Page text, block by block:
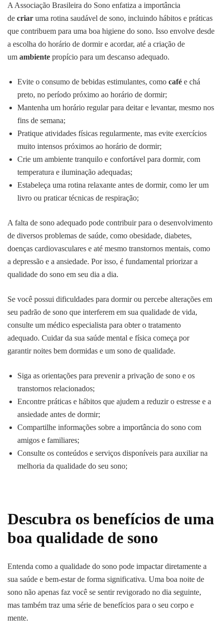
A Associação Brasileira do Sono enfatiza a importância
de criar uma rotina saudável de sono, incluindo hábitos e práticas
que contribuem para uma boa higiene do sono. Isso envolve desde
a escolha do horário de dormir e acordar, até a criação de
um ambiente propício para um descanso adequado.
Evite o consumo de bebidas estimulantes, como café e chá
preto, no período próximo ao horário de dormir;
Mantenha um horário regular para deitar e levantar, mesmo nos
fins de semana;
Pratique atividades físicas regularmente, mas evite exercícios
muito intensos próximos ao horário de dormir;
Crie um ambiente tranquilo e confortável para dormir, com
temperatura e iluminação adequadas;
Estabeleça uma rotina relaxante antes de dormir, como ler um
livro ou praticar técnicas de respiração;
A falta de sono adequado pode contribuir para o desenvolvimento
de diversos problemas de saúde, como obesidade, diabetes,
doenças cardiovasculares e até mesmo transtornos mentais, como
a depressão e a ansiedade. Por isso, é fundamental priorizar a
qualidade do sono em seu dia a dia.
Se você possui dificuldades para dormir ou percebe alterações em
seu padrão de sono que interferem em sua qualidade de vida,
consulte um médico especialista para obter o tratamento
adequado. Cuidar da sua saúde mental e física começa por
garantir noites bem dormidas e um sono de qualidade.
Siga as orientações para prevenir a privação de sono e os
transtornos relacionados;
Encontre práticas e hábitos que ajudem a reduzir o estresse e a
ansiedade antes de dormir;
Compartilhe informações sobre a importância do sono com
amigos e familiares;
Consulte os conteúdos e serviços disponíveis para auxiliar na
melhoria da qualidade do seu sono;
Descubra os benefícios de uma
boa qualidade de sono
Entenda como a qualidade do sono pode impactar diretamente a
sua saúde e bem-estar de forma significativa. Uma boa noite de
sono não apenas faz você se sentir revigorado no dia seguinte,
mas também traz uma série de benefícios para o seu corpo e
mente.